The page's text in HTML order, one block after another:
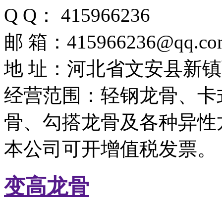
Q Q： 415966236
邮 箱：
地 址：河北省文安县新
经营范围：轻钢龙骨、
骨、勾搭龙骨及各种异
本公司可开增值税发票。
变高龙骨